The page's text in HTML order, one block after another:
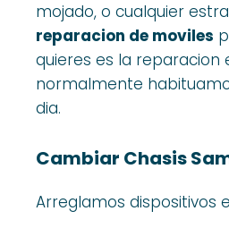
mojado, o cualquier
reparacion de moviles
quieres es la reparacion
normalmente
dia.
Cambiar Chasis
Arreglamos dispositivos